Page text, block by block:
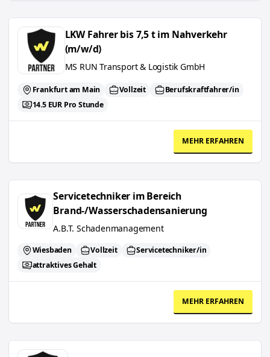
LKW Fahrer bis 7,5 t im Nahverkehr (m/w/d)
LKW Fahrer bis 7,5 t im Nahverkehr
(m/w/d)
MS RUN Transport & Logistik GmbH
Frankfurt am Main Vollzeit
Berufskraftfahrer/in
14.5 EUR Pro Stunde
MEHR ERFAHREN
Servicetechniker im Bereich Brand-/Wasserschadensanierung
Servicetechniker im Bereich
Brand-/Wasserschadensanierung
A.B.T. Schadenmanagement
Wiesbaden Vollzeit
Servicetechniker/in
attraktives Gehalt
MEHR ERFAHREN
Projektleiter (m/w/d)